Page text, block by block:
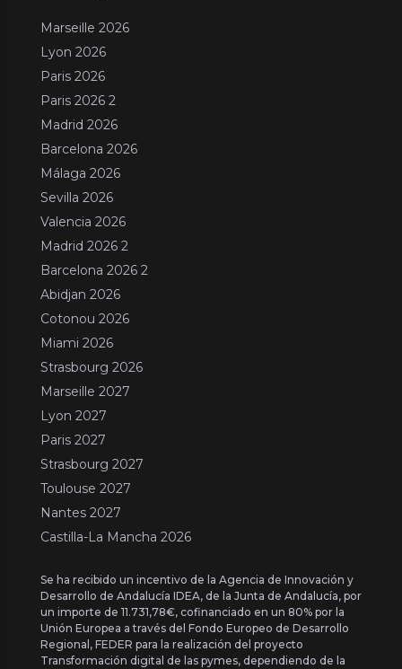
Marseille 2026
Lyon 2026
Paris 2026
Paris 2026 2
Madrid 2026
Barcelona 2026
Málaga 2026
Sevilla 2026
Valencia 2026
Madrid 2026 2
Barcelona 2026 2
Abidjan 2026
Cotonou 2026
Miami 2026
Strasbourg 2026
Marseille 2027
Lyon 2027
Paris 2027
Strasbourg 2027
Toulouse 2027
Nantes 2027
Castilla-La Mancha 2026
Se ha recibido un incentivo de la Agencia de Innovación y
Desarrollo de Andalucía IDEA, de la Junta de Andalucía, por
un importe de 11.731,78€, cofinanciado en un 80% por la
Unión Europea a través del Fondo Europeo de Desarrollo
Regional, FEDER para la realización del proyecto
Transformación digital de las pymes, dependiendo de la